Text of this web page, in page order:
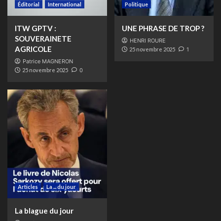
Éditorial
International
ITW GPTV :
SOUVERAINETE
AGRICOLE
Patrice MAGNERON
25 novembre 2025 0
Politique
UNE PHRASE DE TROP ?
HENRI ROURE
25 novembre 2025 1
Articles La ... du jour
La blague du jour